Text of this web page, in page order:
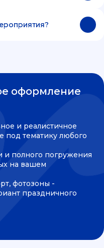
оформление
и реалистичное
под тематику любого
и полного погружения
на вашем
фотозоны -
праздничного